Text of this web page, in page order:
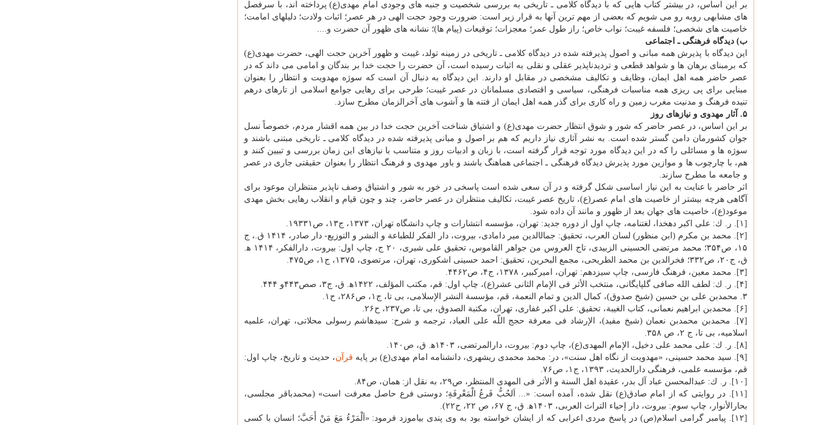
بر این اساس، در بیشتر كتاب هایی كه با دیدگاه كلامی ـ تاریخی به بررسی شخصیت و جنبه های وجودی امام مهدی(ع) پرداخته اند، با سرفصل
های مشابهی روبه رو می شویم كه بعضی از مهم ترین آنها به قرار زیر است: ضرورت وجود حجت الهی در هر عصر؛ اثبات ولادت؛ دلیلهای امامت؛
خاصیت های شخصی؛ فلسفه غیبت؛ نواب خاص؛ راز طول عمر؛ معجزات؛ توقیعات (پیام ها)؛ نشانه های ظهور آن حضرت و....
ب) دیدگاه فرهنگی ـ اجتماعی
این دیدگاه با پذیرش همه مبانی و اصول پذیرفته شده در دیدگاه كلامی ـ تاریخی در زمینه تولد، غیبت و ظهور آخرین حجت الهی، حضرت مهدی(ع)
كه برمبنای برهان ها و شواهد قطعی و تردیدناپذیر عقلی و نقلی به اثبات رسیده است، آن حضرت را حجت خدا بر بندگان و امامی می داند كه در
عصر حاضر همه اهل ایمان، وظایف و تكالیف مشخصی در مقابل او دارند. این دیدگاه به دنبال آن است كه سوژه مهدویت و انتظار را بعنوان
مبنایی برای پی ریزی همه مناسبات فرهنگی، سیاسی و اقتصادی مسلمانان در عصر غیبت؛ طرحی برای رهایی جوامع اسلامی از تارهای درهم
تنیده فرهنگ و مدنیت مغرب زمین و راه كاری برای گذر همه اهل ایمان از فتنه ها و آشوب های آخرالزمان مطرح سازد.
۵. آثار مهدوی و نیازهای روز
بر این اساس، در عصر حاضر كه شور و شوق انتظار حضرت مهدی(ع) و اشتیاق شناخت آخرین حجت خدا در بین همه اقشار مردم، خصوصاً نسل
جوان كشورمان دامن گستر شده است. به نشر آثاری نیاز داریم كه هم بر اصول و مبانی پذیرفته شده در دیدگاه كلامی ـ تاریخی مبتنی باشند و
سوژه ها و مسائلی را كه در این دیدگاه مورد توجه قرار گرفته است، با زبان و ادبیات روز و متناسب با نیازهای این زمان بررسی و تبیین كنند و
هم، با چارچوب ها و موازین مورد پذیرش دیدگاه فرهنگی ـ اجتماعی هماهنگ باشند و باور مهدوی و فرهنگ انتظار را بعنوان حقیقتی جاری در عصر
و جامعه ما مطرح سازند.
اثر حاضر با عنایت به این نیاز اساسی شكل گرفته و در آن سعی شده است پاسخی در خور به شور و اشتیاق وصف ناپذیر منتظران موعود برای
آگاهی هرچه بیشتر از خاصیت های امام عصر(ع)، تاریخ عصر غیبت، تكالیف منتظران در عصر حاضر، چند و چون قیام و انقلاب رهایی بخش مهدی
موعود(ع)، خاصیت های جهان بعد از ظهور و مانند آن داده شود.
[۱]. ر. ك: علی اكبر دهخدا، لغت­نامه، چاپ اول از دوره جدید: تهران، مؤسسه انتشارات و چاپ دانشگاه تهران، ۱۳۷۳، ج۱۳، ص۱۹۳۳۱.
[۲]. محمد بن مكرم (ابن منظور) لسان العرب، تحقیق: جمال­الدین میر دامادی، بیروت، دار الفكر للطباعة و النشر و التوزیع- دار صادر، ۱۴۱۴ ق.، ج
۱۵، ص۳۵۴؛ محمد مرتضی الحسینی الزبیدی، تاج العروس من جواهر القاموس، تحقیق علی شیری، ۲۰ ج، چاپ اول: بیروت، دارالفكر، ۱۴۱۴ ه‍.
ق، ج۲۰، ص۳۳۲؛ فخر­الدین بن محمد الطریحی، مجمع البحرین، تحقیق: احمد حسینی اشكوری، تهران، مرتضوی، ۱۳۷۵، ج۱، ص۴۷۵.
[۳]. محمد معین، فرهنگ فارسی، چاپ سیزدهم: تهران، امیركبیر، ۱۳۷۸، ج۴، ص۴۴۶۲.
[۴]. ر. ك: لطف الله صافی گلپایگانی، منتخب الأثر فی الإمام الثانی عشر(ع)، چاپ اول: قم، مكتب المؤلف، ۱۴۲۲ه‍. ق، ج۳، صص۴۴۳و ۴۴۴.
۳. محمدبن علی بن حسین (شیخ صدوق)، كمال الدین و تمام النعمة، قم، مؤسسة النشر الإسلامی، بی تا، ج۱، ص۲۸۶، ح۱.
[۶]. محمدبن ابراهیم نعمانی، كتاب الغیبة، تحقیق: علی اكبر غفاری، تهران، مكتبة الصدوق، بی تا، ص۲۳۷، ح۲۶.
[۷]. محمدبن محمدبن نعمان (شیخ مفید)، الإرشاد فی معرفة حجج اللّه علی العباد، ترجمه و شرح: سیدهاشم رسولی محلاتی، تهران، علمیه
اسلامیه، بی تا، ج ۲، ص ۳۵۸.
[۸]. ر. ك: علی محمد علی دخیل، الإمام المهدی(ع)، چاپ دوم: بیروت، دارالمرتضی، ۱۴۰۳ه‍. ق، ص۱۴۰.
[۹]. سید محمد حسینی، «مهدویت از نگاه اهل سنت»، در: محمد محمدی ری­شهری، دانشنامه امام مهدی(ع) بر پایه
قرآن، حدیث و تاریخ، چاپ اول:
قم، مؤسسه علمی، فرهنگی دارالحدیث، ۱۳۹۳، ج۱، ص۷۶.
[۱۰]. ر. ك: عبدالمحسن عباد آل بدر، عقیدة اهل السنة و الأثر فی المهدی المنتظر، ص۲۹، به نقل از: همان، ص۸۴.
[۱۱]. در روایتی كه از امام صادق(ع) نقل شده، آمده است: «... اَلحُبُّ فَرعُ الْمَعْرِفَةِ؛ دوستی فرع حاصل معرفت است» (محمدباقر مجلسی،
بحارالأنوار، چاپ سوم: بیروت، دار إحیاء التراث العربی، ۱۴۰۳ه‍. ق، ج ۶۷، ص ۲۲، ح۲۲).
[۱۲]. پیامبر گرامی اسلام(ص) در پاسخ مردی اعرابی كه از ایشان خواسته بود به وی پندی بیاموزد فرمود: «اَلْمَرْءُ مَعَ مَنْ أَحَبَّ؛ انسان با كسی